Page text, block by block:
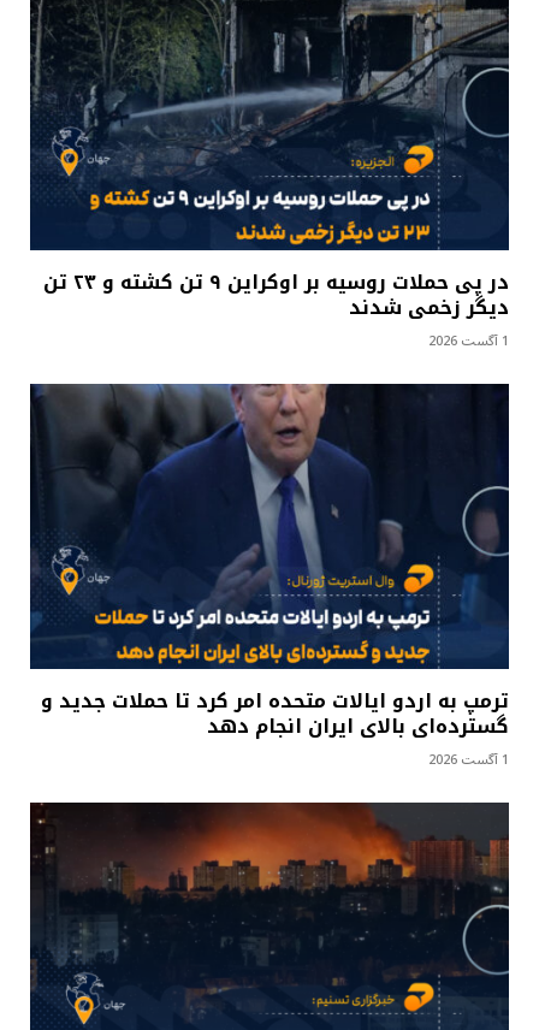
در پی حملات روسیه بر اوکراین ۹ تن کشته و ۲۳ تن
دیگر زخمی شدند
1 آگست 2026
ترمپ به اردو ایالات متحده امر کرد تا حملات جدید و
گسترده‌ای بالای ایران انجام دهد
1 آگست 2026